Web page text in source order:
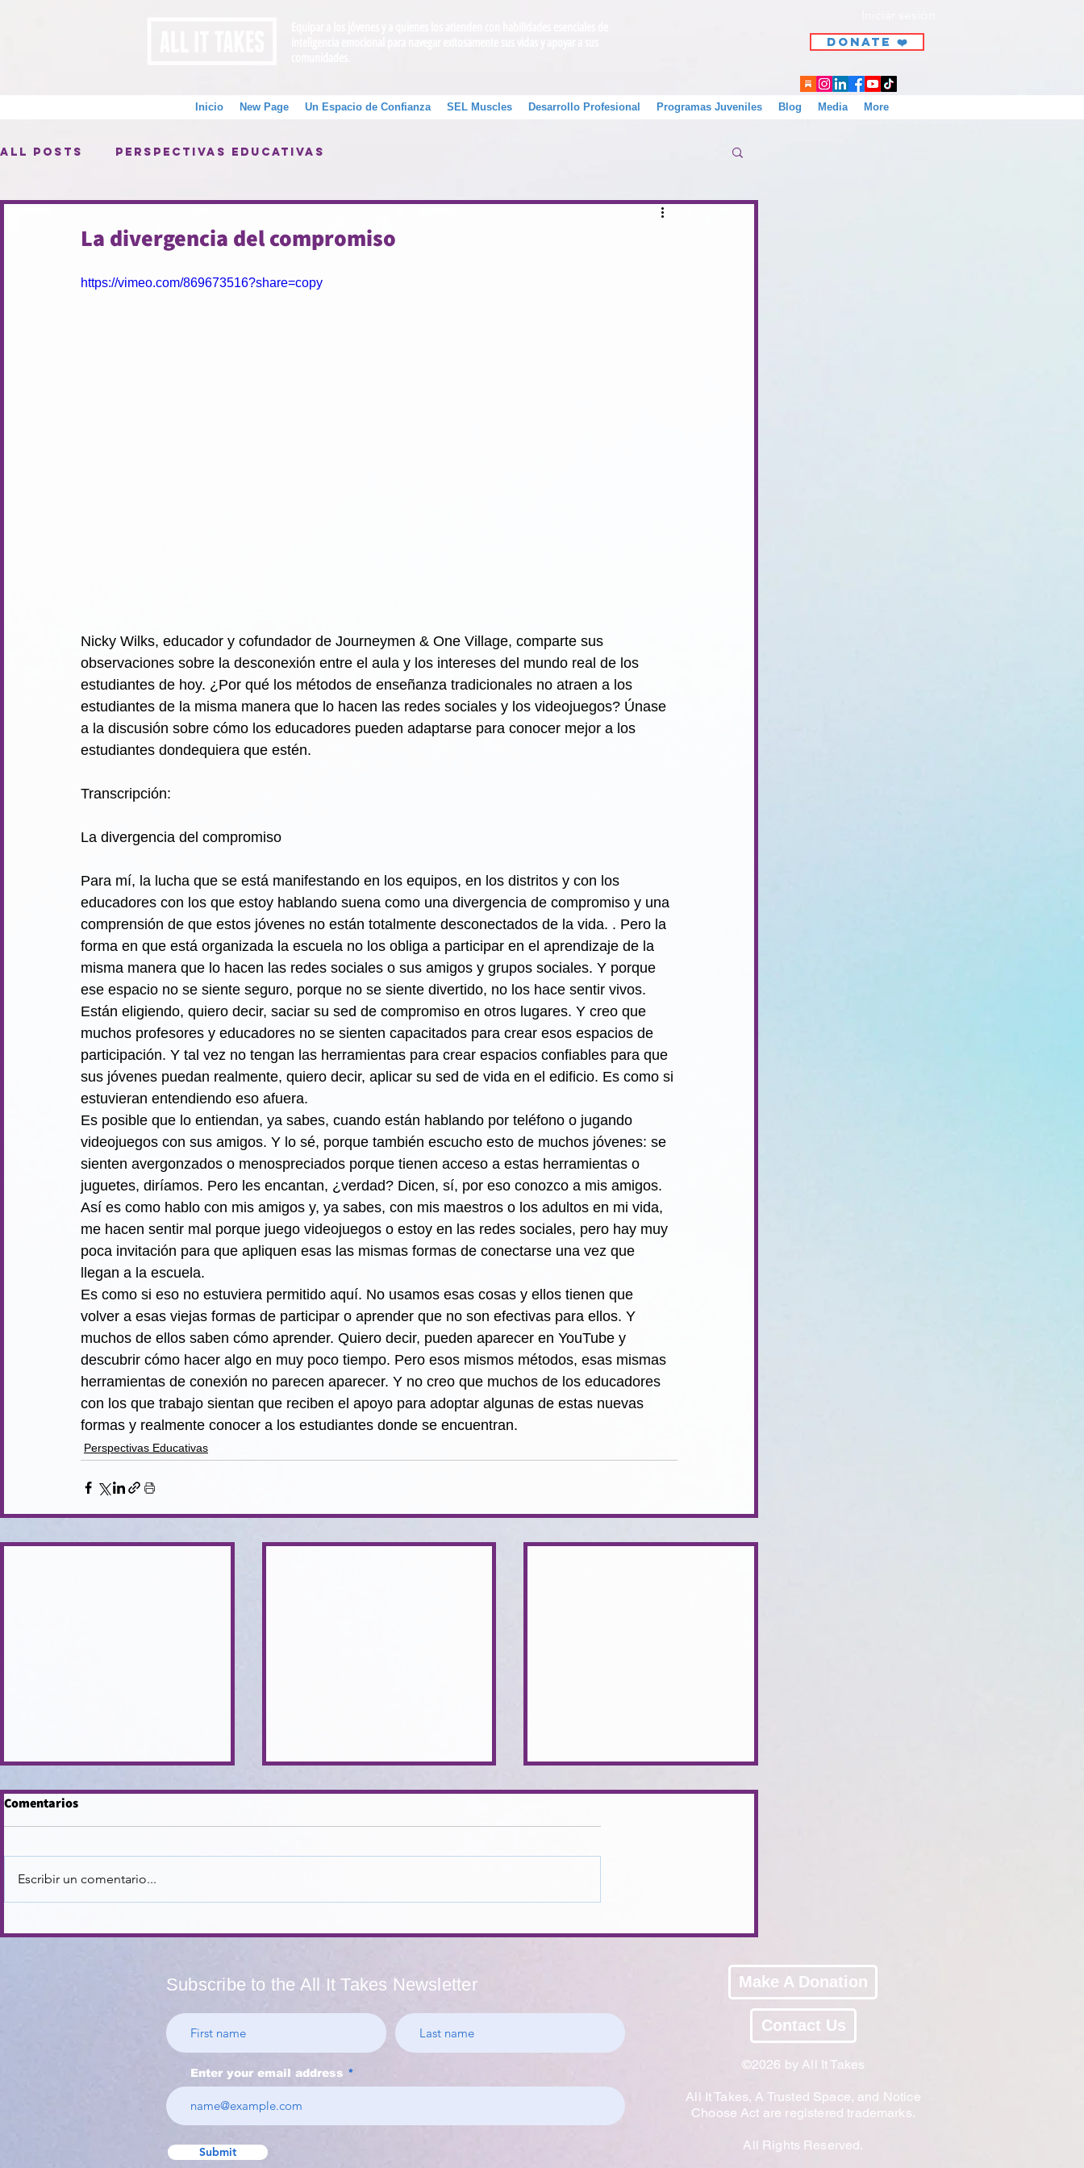
DONATE ❤️
Inicio New Page Un Espacio de Confianza SEL Muscles Desarrollo Profesional Programas Juveniles Blog Media More
All Posts Perspectivas Educativas
La divergencia del compromiso
https://vimeo.com/869673516?share=copy
Nicky Wilks, educador y cofundador de Journeymen & One Village, comparte sus
observaciones sobre la desconexión entre el aula y los intereses del mundo real de los
estudiantes de hoy. ¿Por qué los métodos de enseñanza tradicionales no atraen a los
estudiantes de la misma manera que lo hacen las redes sociales y los videojuegos? Únase
a la discusión sobre cómo los educadores pueden adaptarse para conocer mejor a los
estudiantes dondequiera que estén.
Transcripción:
La divergencia del compromiso
Para mí, la lucha que se está manifestando en los equipos, en los distritos y con los
educadores con los que estoy hablando suena como una divergencia de compromiso y una
comprensión de que estos jóvenes no están totalmente desconectados de la vida. . Pero la
forma en que está organizada la escuela no los obliga a participar en el aprendizaje de la
misma manera que lo hacen las redes sociales o sus amigos y grupos sociales. Y porque
ese espacio no se siente seguro, porque no se siente divertido, no los hace sentir vivos.
Están eligiendo, quiero decir, saciar su sed de compromiso en otros lugares. Y creo que
muchos profesores y educadores no se sienten capacitados para crear esos espacios de
participación. Y tal vez no tengan las herramientas para crear espacios confiables para que
sus jóvenes puedan realmente, quiero decir, aplicar su sed de vida en el edificio. Es como si
estuvieran entendiendo eso afuera.
Es posible que lo entiendan, ya sabes, cuando están hablando por teléfono o jugando
videojuegos con sus amigos. Y lo sé, porque también escucho esto de muchos jóvenes: se
sienten avergonzados o menospreciados porque tienen acceso a estas herramientas o
juguetes, diríamos. Pero les encantan, ¿verdad? Dicen, sí, por eso conozco a mis amigos.
Así es como hablo con mis amigos y, ya sabes, con mis maestros o los adultos en mi vida,
me hacen sentir mal porque juego videojuegos o estoy en las redes sociales, pero hay muy
poca invitación para que apliquen esas las mismas formas de conectarse una vez que
llegan a la escuela.
Es como si eso no estuviera permitido aquí. No usamos esas cosas y ellos tienen que
volver a esas viejas formas de participar o aprender que no son efectivas para ellos. Y
muchos de ellos saben cómo aprender. Quiero decir, pueden aparecer en YouTube y
descubrir cómo hacer algo en muy poco tiempo. Pero esos mismos métodos, esas mismas
herramientas de conexión no parecen aparecer. Y no creo que muchos de los educadores
con los que trabajo sientan que reciben el apoyo para adoptar algunas de estas nuevas
formas y realmente conocer a los estudiantes donde se encuentran.
Perspectivas Educativas
peso invisible que llevan
La obligación del coraje
papel de la juventud en la
Comentarios
Escribir un comentario...
Subscribe to the All It Takes Newsletter
Enter your email address
Submit
Make A Donation
Contact Us
©2026 by All It Takes
All It Takes, A Trusted Space, and Notice
Choose Act are registered trademarks.
All Rights Reserved.